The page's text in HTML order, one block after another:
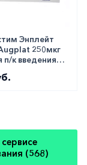
Энплейт
250мкг
к введения
(568)